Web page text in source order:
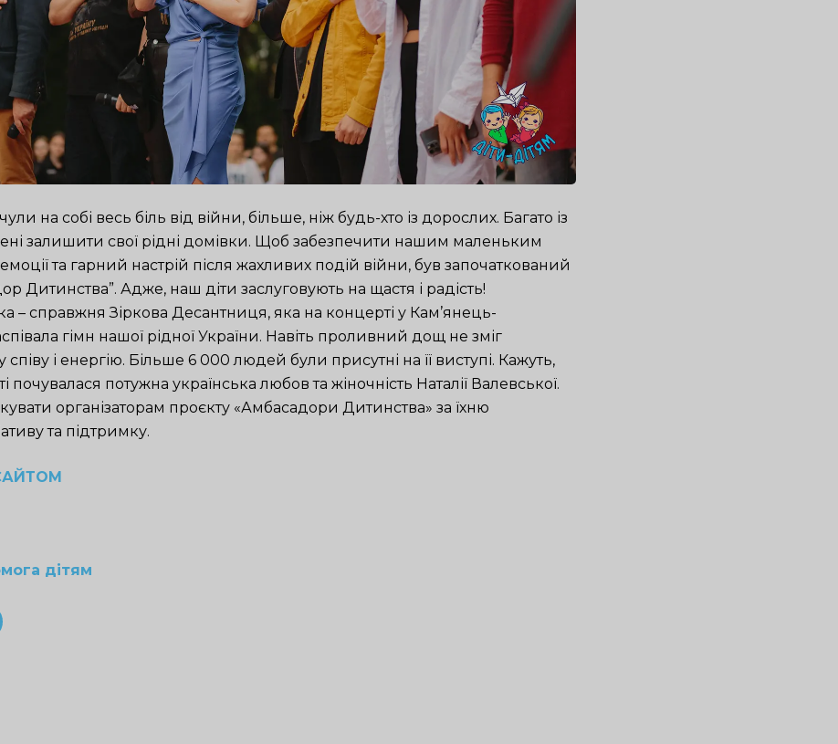
на собі весь біль від війни, більше, ніж будь-хто із дорослих. Багато із
залишити свої рідні домівки. Щоб забезпечити нашим маленьким
та гарний настрій після жахливих подій війни, був започаткований
Дитинства”. Адже, наш діти заслуговують на щастя і радість!
– справжня Зіркова Десантниця, яка на концерті у Кам’янець-
гімн нашої рідної України. Навіть проливний дощ не зміг
співу і енергію. Більше 6 000 людей були присутні на її виступі. Кажуть,
почувалася потужна українська любов та жіночність Наталії Валевської.
організаторам проєкту «Амбасадори Дитинства» за їхню
та підтримку.
дітям